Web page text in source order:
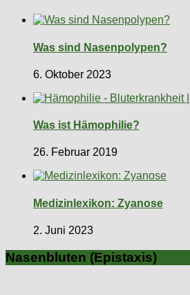
Was sind Nasenpolypen?
6. Oktober 2023
Was ist Hämophilie?
26. Februar 2019
Medizinlexikon: Zyanose
2. Juni 2023
Nasenbluten (Epistaxis)